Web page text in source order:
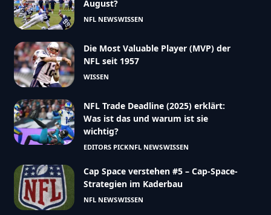
August?
NFL NEWSWISSEN
Die Most Valuable Player (MVP) der
NFL seit 1957
WISSEN
NFL Trade Deadline (2025) erklärt:
Was ist das und warum ist sie
wichtig?
EDITORS PICKNFL NEWSWISSEN
Cap Space verstehen #5 – Cap-Space-
Strategien im Kaderbau
NFL NEWSWISSEN